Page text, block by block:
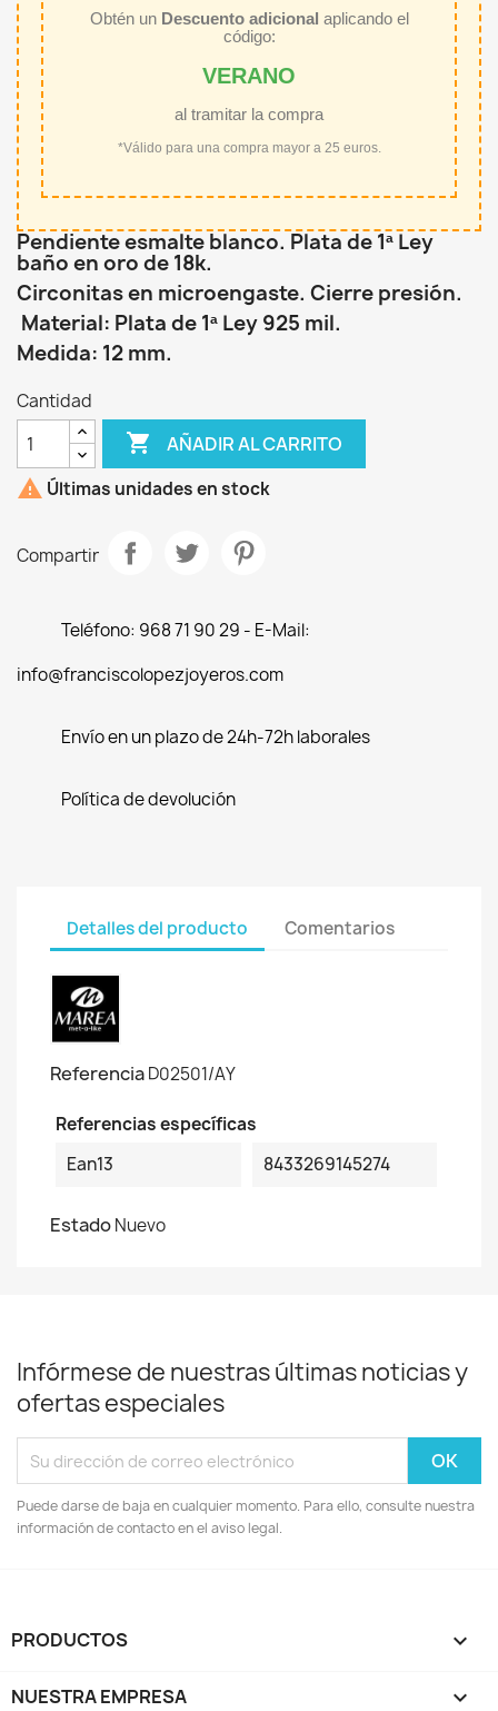
Obtén un Descuento adicional aplicando el
código:
VERANO
al tramitar la compra
*Válido para una compra mayor a 25 euros.
Pendiente esmalte blanco. Plata de 1ª Ley
baño en oro de 18k.
Circonitas en microengaste. Cierre presión.
Material: Plata de 1ª Ley 925 mil.
Medida: 12 mm.
Cantidad
 AÑADIR AL CARRITO
 Últimas unidades en stock
Compartir
Teléfono: 968 71 90 29 - E-Mail:
info@franciscolopezjoyeros.com
Envío en un plazo de 24h-72h laborales
Política de devolución
Detalles del producto Comentarios
ReferenciaD02501/AY
Referencias específicas
Ean13
8433269145274
EstadoNuevo
Infórmese de nuestras últimas noticias y
ofertas especiales
Puede darse de baja en cualquier momento. Para ello, consulte nuestra
información de contacto en el aviso legal.
PRODUCTOS 
NUESTRA EMPRESA 